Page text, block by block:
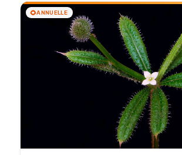
🌻ANNUELLE